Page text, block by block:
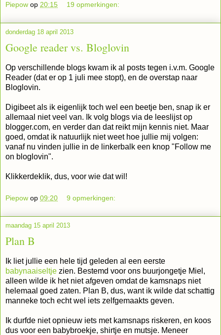
Piepow op 20:15 19 opmerkingen:
donderdag 18 april 2013
Google reader vs. Bloglovin
Op verschillende blogs kwam ik al posts tegen i.v.m. Google
Reader (dat er op 1 juli mee stopt), en de overstap naar
Bloglovin.
Digibeet als ik eigenlijk toch wel een beetje ben, snap ik er
allemaal niet veel van. Ik volg blogs via de leeslijst op
blogger.com, en verder dan dat reikt mijn kennis niet. Maar
goed, omdat ik natuurlijk niet weet hoe jullie mij volgen:
vanaf nu vinden jullie in de linkerbalk een knop "Follow me
on bloglovin".
Klikkerdeklik, dus, voor wie dat wil!
Piepow op 09:20 9 opmerkingen:
maandag 15 april 2013
Plan B
Ik liet jullie een hele tijd geleden al een eerste
babynaaiseltje zien. Bestemd voor ons buurjongetje Miel,
alleen wilde ik het niet afgeven omdat de kamsnaps niet
helemaal goed zaten. Plan B, dus, want ik wilde dat schattig
manneke toch echt wel iets zelfgemaakts geven.
Ik durfde niet opnieuw iets met kamsnaps riskeren, en koos
dus voor een babybroekje, shirtje en mutsje. Meneer